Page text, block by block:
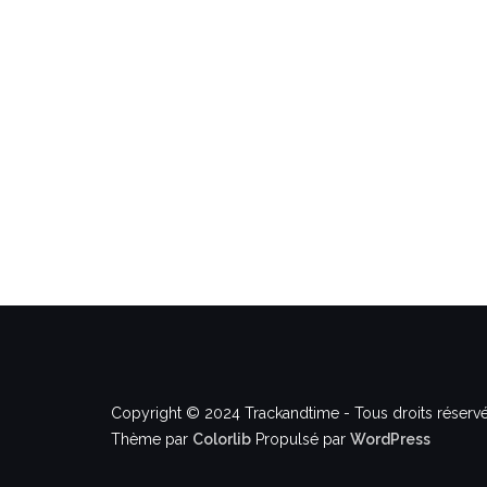
Copyright © 2024 Trackandtime - Tous droits
Thème par Colorlib Propulsé par WordPress